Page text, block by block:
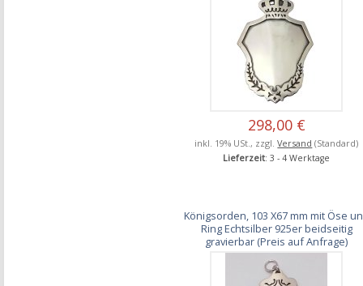
298,00 €
inkl. 19% USt., zzgl.Versand (Standard)
Lieferzeit: 3 - 4 Werktage
Königsorden, 103 X67 mm mit Öse
Ring Echtsilber 925er beidseitig
gravierbar (Preis auf Anfrage)